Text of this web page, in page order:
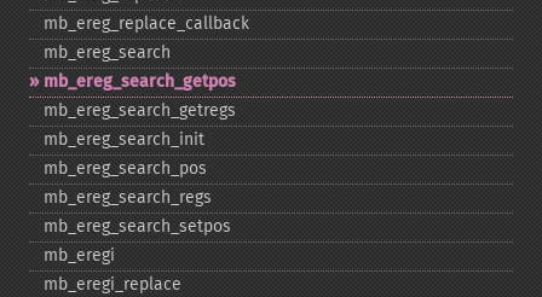
mb_​ereg_​replace_​callback
mb_​ereg_​search
mb_​ereg_​search_​getpos
mb_​ereg_​search_​getregs
mb_​ereg_​search_​init
mb_​ereg_​search_​pos
mb_​ereg_​search_​regs
mb_​ereg_​search_​setpos
mb_​eregi
mb_​eregi_​replace